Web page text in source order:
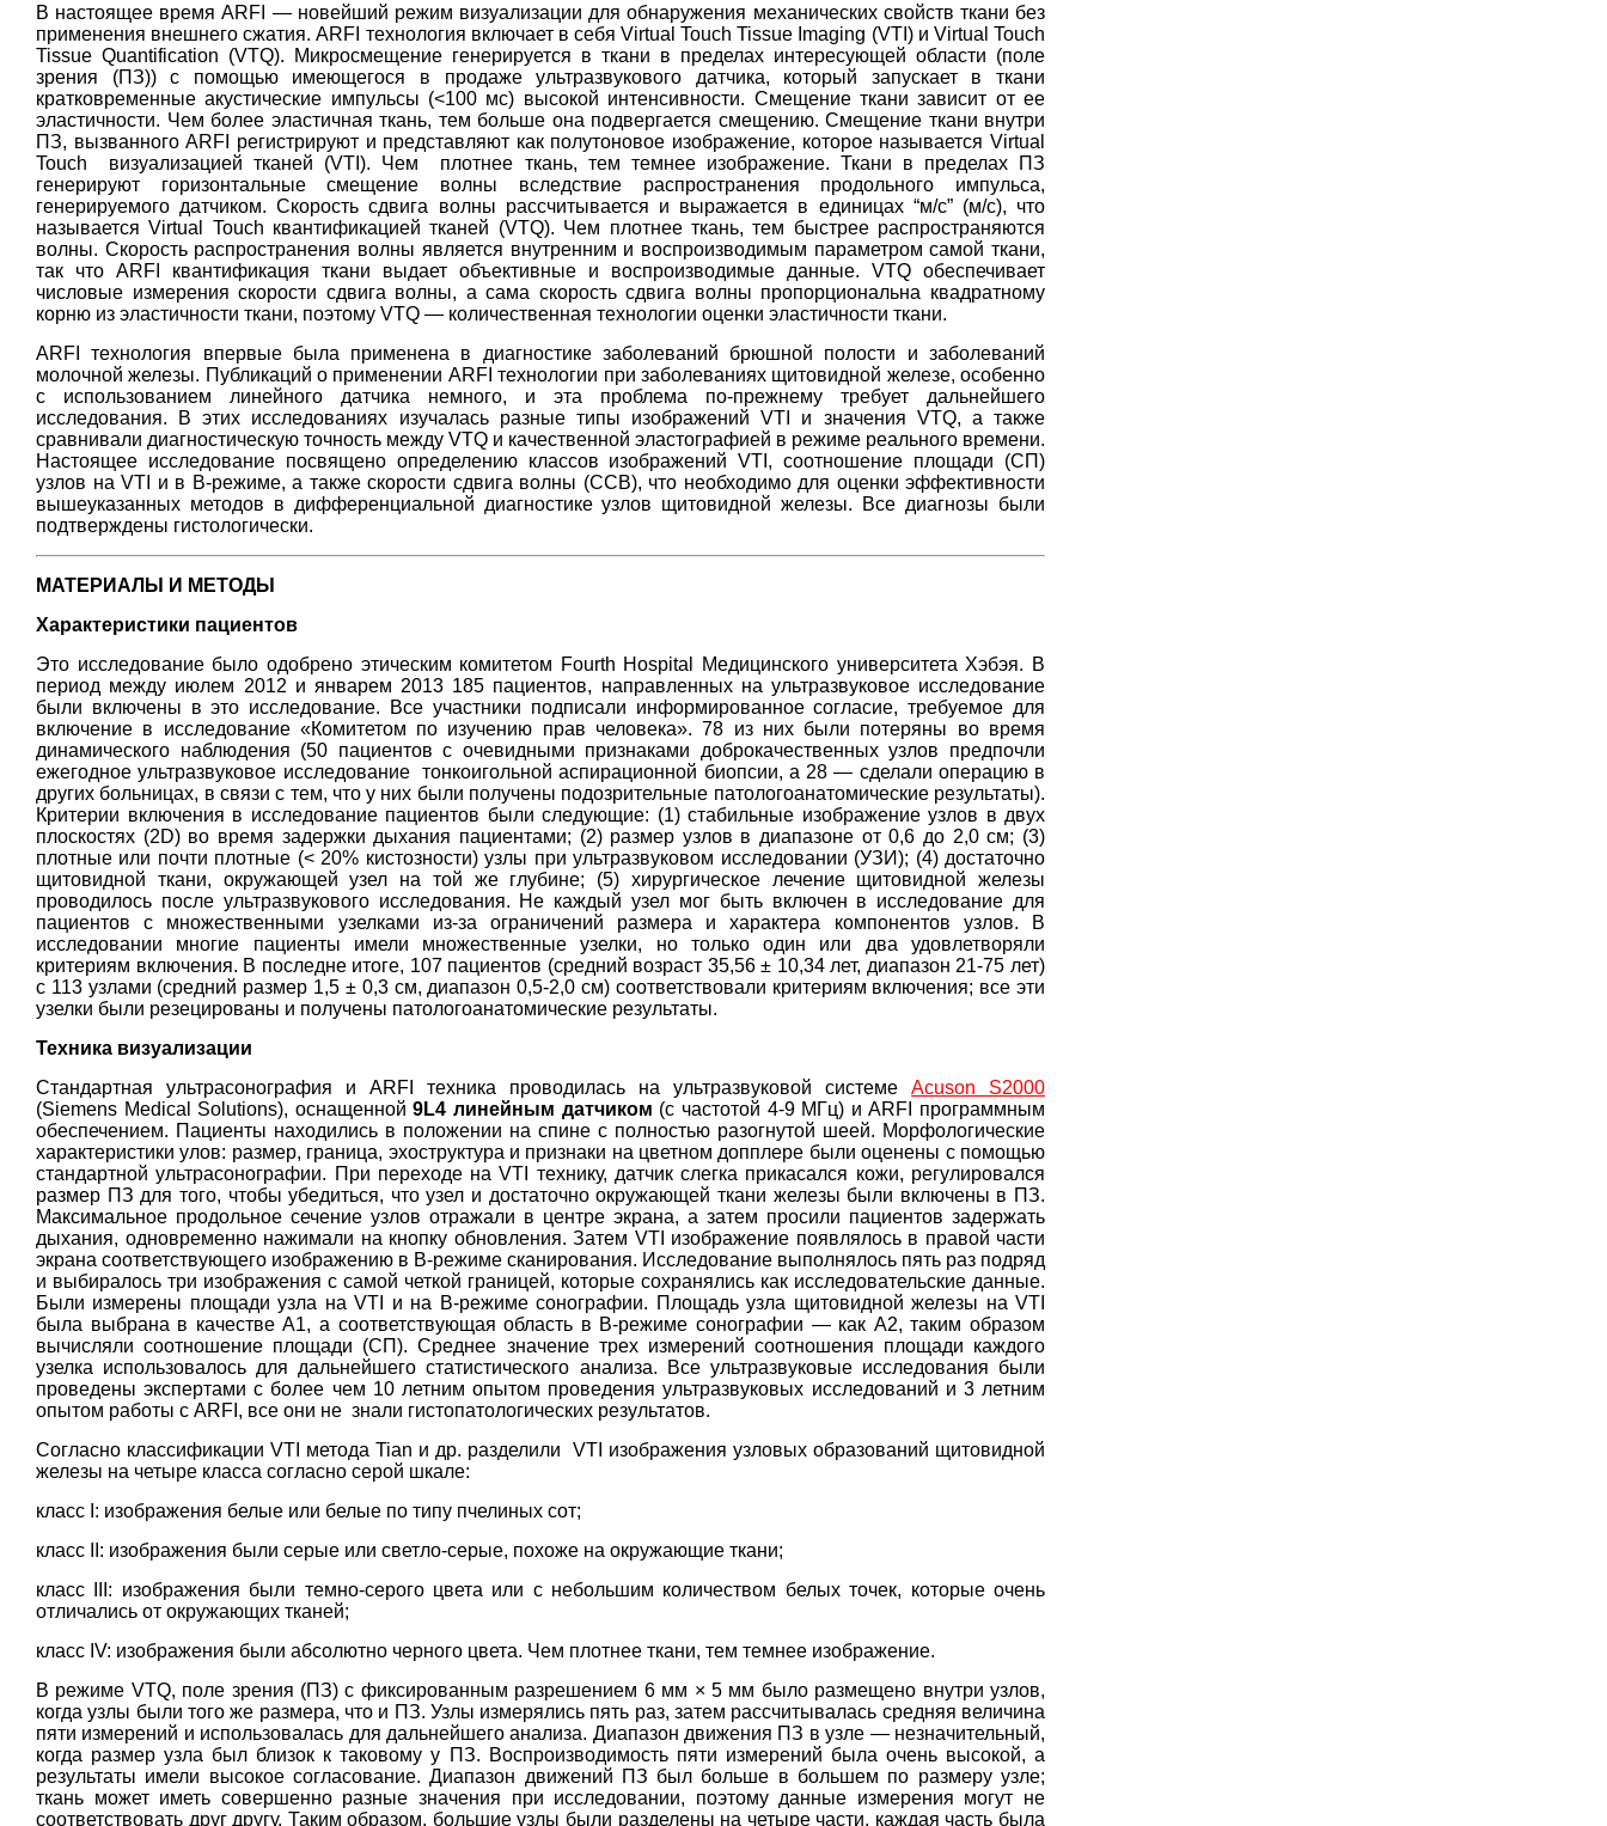
В настоящее время ARFI ― новейший режим визуализации для обнаружения механических свойств ткани без
применения внешнего сжатия. ARFI технология включает в себя Virtual Touch Tissue Imaging (VTI) и Virtual Touch
Tissue Quantification (VTQ). Mикросмещение генерируется в ткани в пределах интересующей области (поле
зрения (ПЗ)) с помощью имеющегося в продаже ультразвукового датчика, который запускает в ткани
кратковременные акустические импульсы (<100 мс) высокой интенсивности. Смещение ткани зависит от ее
эластичности. Чем более эластичная ткань, тем больше она подвергается смещению. Смещение ткани внутри
ПЗ, вызванного ARFI регистрируют и представляют как полутоновое изображение, которое называется Virtual
Touch визуализацией тканей (VTI). Чем плотнее ткань, тем темнее изображение. Ткани в пределах ПЗ
генерируют горизонтальные смещение волны вследствие распространения продольного импульса,
генерируемого датчиком. Скорость сдвига волны рассчитывается и выражается в единицах “м/с” (м/с), что
называется Virtual Touch квантификацией тканей (VTQ). Чем плотнее ткань, тем быстрее распространяются
волны. Скорость распространения волны является внутренним и воспроизводимым параметром самой ткани,
так что ARFI квантификация ткани выдает объективные и воспроизводимые данные. VTQ обеспечивает
числовые измерения скорости сдвига волны, а сама скорость сдвига волны пропорциональна квадратному
корню из эластичности ткани, поэтому VTQ ― количественная технологии оценки эластичности ткани.
ARFI технология впервые была применена в диагностике заболеваний брюшной полости и заболеваний
молочной железы. Публикаций о применении ARFI технологии при заболеваниях щитовидной железе, особенно
с использованием линейного датчика немного, и эта проблема по-прежнему требует дальнейшего
исследования. В этих исследованиях изучалась разные типы изображений VTI и значения VTQ, а также
сравнивали диагностическую точность между VTQ и качественной эластографией в режиме реального времени.
Настоящее исследование посвящено определению классов изображений VTI, соотношение площади (СП)
узлов на VTI и в B-режиме, а также скорости сдвига волны (ССВ), что необходимо для оценки эффективности
вышеуказанных методов в дифференциальной диагностике узлов щитовидной железы. Все диагнозы были
подтверждены гистологически.
МАТЕРИАЛЫ И МЕТОДЫ
Характеристики пациентов
Это исследование было одобрено этическим комитетом Fourth Hospital Медицинского университета Хэбэя. В
период между июлем 2012 и январем 2013 185 пациентов, направленных на ультразвуковое исследование
были включены в это исследование. Все участники подписали информированное согласие, требуемое для
включение в исследование «Комитетом по изучению прав человека». 78 из них были потеряны во время
динамического наблюдения (50 пациентов с очевидными признаками доброкачественных узлов предпочли
ежегодное ультразвуковое исследование тонкоигольной аспирационной биопсии, а 28 ― сделали операцию в
других больницах, в связи с тем, что у них были получены подозрительные патологоанатомические результаты).
Критерии включения в исследование пациентов были следующие: (1) стабильные изображение узлов в двух
плоскостях (2D) во время задержки дыхания пациентами; (2) размер узлов в диапазоне от 0,6 до 2,0 см; (3)
плотные или почти плотные (< 20% кистозности) узлы при ультразвуковом исследовании (УЗИ); (4) достаточно
щитовидной ткани, окружающей узел на той же глубине; (5) хирургическое лечение щитовидной железы
проводилось после ультразвукового исследования. Не каждый узел мог быть включен в исследование для
пациентов с множественными узелками из-за ограничений размера и характера компонентов узлов. В
исследовании многие пациенты имели множественные узелки, но только один или два удовлетворяли
критериям включения. В последне итоге, 107 пациентов (средний возраст 35,56 ± 10,34 лет, диапазон 21-75 лет)
с 113 узлами (средний размер 1,5 ± 0,3 см, диапазон 0,5-2,0 см) соответствовали критериям включения; все эти
узелки были резецированы и получены патологоанатомические результаты.
Техника визуализации
Стандартная ультрасонография и ARFI техника проводилась на ультразвуковой системе Acuson S2000
(Siemens Medical Solutions), оснащенной 9L4 линейным датчиком (с частотой 4-9 МГц) и ARFI программным
обеспечением. Пациенты находились в положении на спине с полностью разогнутой шеей. Морфологические
характеристики улов: размер, граница, эхоструктура и признаки на цветном допплере были оценены с помощью
стандартной ультрасонографии. При переходе на VTI технику, датчик слегка прикасался кожи, регулировался
размер ПЗ для того, чтобы убедиться, что узел и достаточно окружающей ткани железы были включены в ПЗ.
Максимальное продольное сечение узлов отражали в центре экрана, а затем просили пациентов задержать
дыхания, одновременно нажимали на кнопку обновления. Затем VTI изображение появлялось в правой части
экрана соответствующего изображению в B-режиме сканирования. Исследование выполнялось пять раз подряд
и выбиралось три изображения с самой четкой границей, которые сохранялись как исследовательские данные.
Были измерены площади узла на VTI и на B-режиме сонографии. Площадь узла щитовидной железы на VTI
была выбрана в качестве А1, а соответствующая область в B-режиме сонографии ― как A2, таким образом
вычисляли соотношение площади (СП). Среднее значение трех измерений соотношения площади каждого
узелка использовалось для дальнейшего статистического анализа. Все ультразвуковые исследования были
проведены экспертами с более чем 10 летним опытом проведения ультразвуковых исследований и 3 летним
опытом работы с ARFI, все они не знали гистопатологических результатов.
Согласно классификации VTI метода Tian и др. разделили VTI изображения узловых образований щитовидной
железы на четыре класса согласно серой шкале:
класс I: изображения белые или белые по типу пчелиных сот;
класс II: изображения были серые или светло-серые, похоже на окружающие ткани;
класс III: изображения были темно-серого цвета или с небольшим количеством белых точек, которые очень
отличались от окружающих тканей;
класс IV: изображения были абсолютно черного цвета. Чем плотнее ткани, тем темнее изображение.
В режиме VTQ, поле зрения (ПЗ) с фиксированным разрешением 6 мм × 5 мм было размещено внутри узлов,
когда узлы были того же размера, что и ПЗ. Узлы измерялись пять раз, затем рассчитывалась средняя величина
пяти измерений и использовалась для дальнейшего анализа. Диапазон движения ПЗ в узле ― незначительный,
когда размер узла был близок к таковому у ПЗ. Воспроизводимость пяти измерений была очень высокой, а
результаты имели высокое согласование. Диапазон движений ПЗ был больше в большем по размеру узле;
ткань может иметь совершенно разные значения при исследовании, поэтому данные измерения могут не
соответствовать друг другу. Таким образом, большие узлы были разделены на четыре части, каждая часть была